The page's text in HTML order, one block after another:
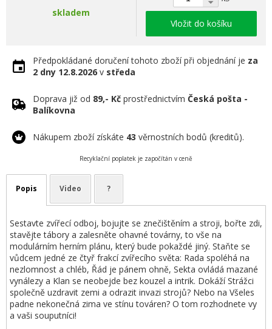
skladem
Vložit do košíku
Předpokládané doručení tohoto zboží při objednání je za
2 dny 12.8.2026 v středa
Doprava již od 89,- Kč prostřednictvím Česká pošta -
Balíkovna
Nákupem zboží získáte 43 věrnostních bodů (kreditů).
Recyklační poplatek je započítán v ceně
Popis Video ?
Sestavte zvířecí odboj, bojujte se znečištěním a stroji, bořte zdi,
stavějte tábory a zalesněte ohavné továrny, to vše na
modulárním herním plánu, který bude pokaždé jiný. Staňte se
vůdcem jedné ze čtyř frakcí zvířecího světa: Rada spoléhá na
nezlomnost a chléb, Řád je pánem ohně, Sekta ovládá mazané
vynálezy a Klan se neobejde bez kouzel a intrik. Dokáží Strážci
společně uzdravit zemi a odrazit invazi strojů? Nebo na Všeles
padne nekonečná zima ve stínu továren? O tom rozhodnete vy
a vaši souputníci!